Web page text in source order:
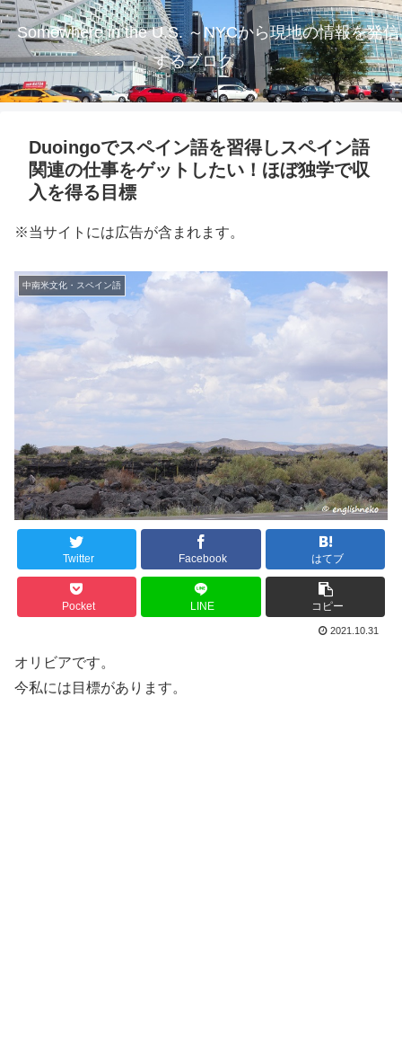
Somewhere in the U.S. ～NYCから現地の情報を発信
するブログ
Duoingoでスペイン語を習得しスペイン語
関連の仕事をゲットしたい！ほぼ独学で収
入を得る目標
※当サイトには広告が含まれます。
中南米文化・スペイン語
Twitter Facebook はてブ
Pocket LINE コピー
2021.10.31
オリビアです。
今私には目標があります。